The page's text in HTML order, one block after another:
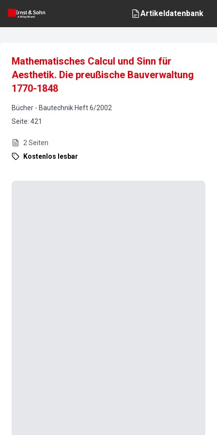
Artikeldatenbank
Mathematisches Calcul und Sinn für
Aesthetik. Die preußische Bauverwaltung
1770-1848
Bücher - Bautechnik Heft6/2002
Seite: 421
2 Seiten
Kostenlos lesbar